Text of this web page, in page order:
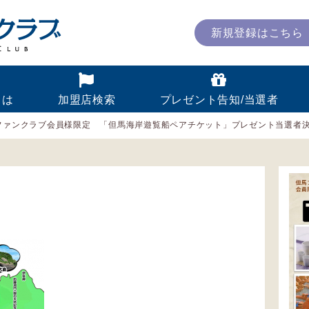
新規登録はこちら
加盟店検索 プレゼント告知/当選者
ァンクラブ会員様限定 「但馬海岸遊覧船ペアチケット」プレゼント当選者